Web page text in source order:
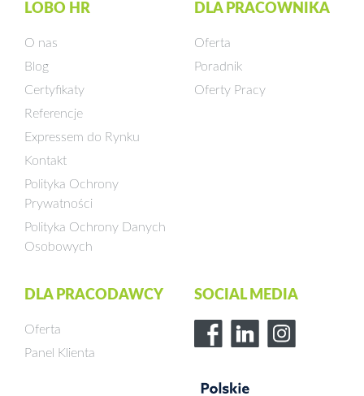
LOBO HR
O nas
Blog
Certyfikaty
Referencje
Expressem do Rynku
Kontakt
Polityka Ochrony
Prywatności
Polityka Ochrony Danych
Osobowych
DLA PRACOWNIKA
Oferta
Poradnik
Oferty Pracy
DLA PRACODAWCY
Oferta
Panel Klienta
SOCIAL MEDIA